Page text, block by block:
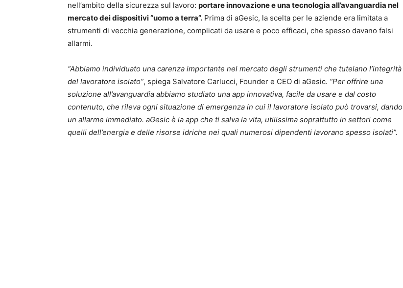
nell’ambito della sicurezza sul lavoro: portare innovazione e una tecnologia all’avanguardia nel
mercato dei dispositivi “uomo a terra”. Prima di aGesic, la scelta per le aziende era limitata a
strumenti di vecchia generazione, complicati da usare e poco efficaci, che spesso davano falsi
allarmi.
“Abbiamo individuato una carenza importante nel mercato degli strumenti che tutelano l’integrità
del lavoratore isolato”, spiega Salvatore Carlucci, Founder e CEO di aGesic. “Per offrire una
soluzione all’avanguardia abbiamo studiato una app innovativa, facile da usare e dal costo
contenuto, che rileva ogni situazione di emergenza in cui il lavoratore isolato può trovarsi, dando
un allarme immediato. aGesic è la app che ti salva la vita, utilissima soprattutto in settori come
quelli dell’energia e delle risorse idriche nei quali numerosi dipendenti lavorano spesso isolati”.